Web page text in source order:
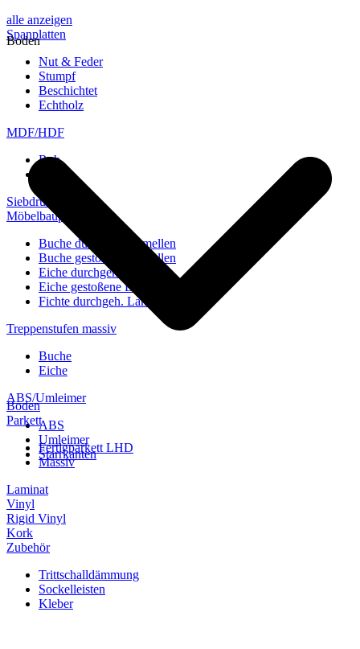
alle anzeigen
Spanplatten
Nut & Feder
Stumpf
Beschichtet
Echtholz
MDF/HDF
Roh
Siebdruckplatten
Möbelbauplatten
Buche durchgeh. Lamellen
Buche gestoßene Lamellen
Eiche durchgeh. Lamellen
Eiche gestoßene Lamellen
Fichte durchgeh. Lamellen
Treppenstufen massiv
Buche
Eiche
ABS/Umleimer
ABS
Umleimer
Starrkanten
Boden
Boden
Parkett
Fertigparkett LHD
Massiv
Laminat
Vinyl
Rigid Vinyl
Kork
Zubehör
Trittschalldämmung
Sockelleisten
Kleber